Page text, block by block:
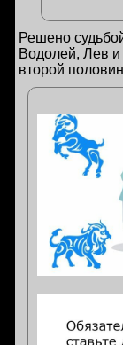
Решено
Водолей, Лев и
второй